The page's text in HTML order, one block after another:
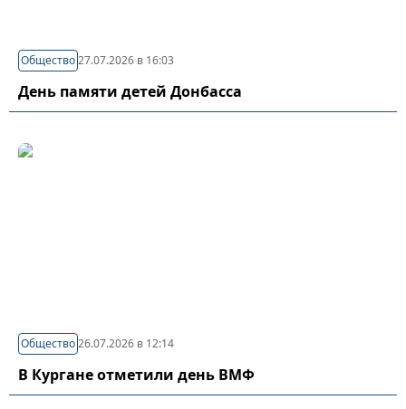
Общество27.07.2026 в 16:03
День памяти детей Донбасса
Общество26.07.2026 в 12:14
В Кургане отметили день ВМФ